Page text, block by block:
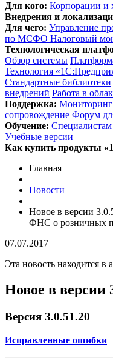
Для кого: Корпорации и
Внедрения и
Для чего: Управление
по МСФО Налоговый
Технологическая
Обзор системы
Технология
Стандартные библиотеки
внедрений Работа в
Поддержка: Мониторинг
сопровождение Форум
Обучение:
Учебные версии
Как купить продукты
Главная
Новости
Новое в версии
ФНС о розничных
07.07.2017
Эта новость находится в
Новое в версии
Версия 3.0.51.20
Исправленные ошибки